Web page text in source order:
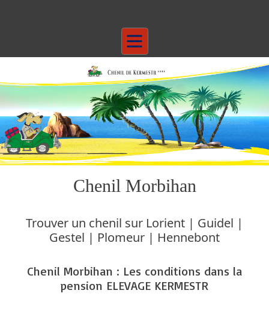
Chenil Morbihan
Trouver un chenil sur Lorient | Guidel |
Gestel | Plomeur | Hennebont
Chenil Morbihan : Les conditions dans la
pension ELEVAGE KERMESTR